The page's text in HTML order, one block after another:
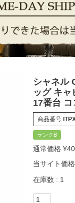
シャネル
ッグ キ
17番台 コ
商品番号
ランクB
通常価格 ¥
当サイト価格
在庫数 1